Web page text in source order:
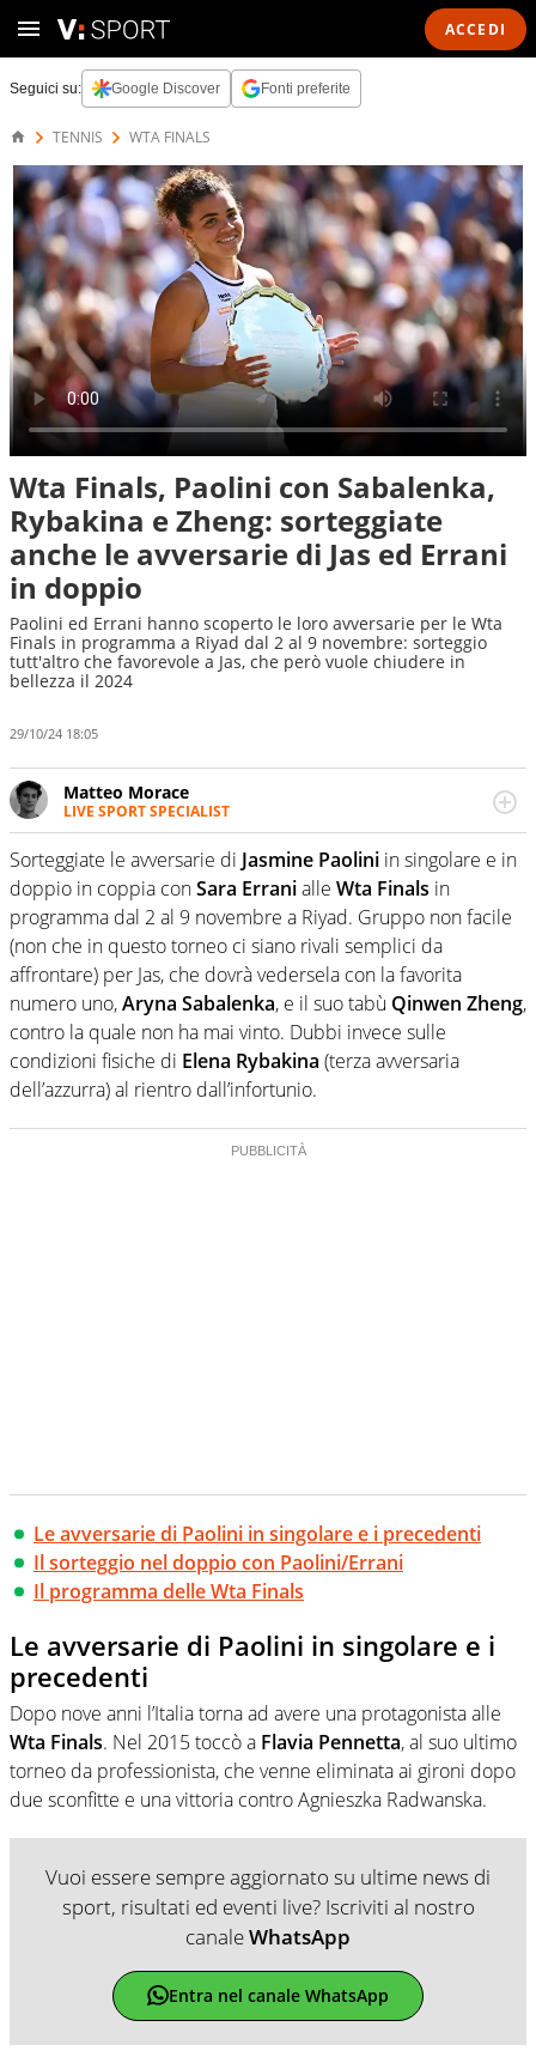
ACCEDI
Seguici su: Google Discover Fonti preferite
TENNIS WTA FINALS
Wta Finals, Paolini con Sabalenka,
Rybakina e Zheng: sorteggiate
anche le avversarie di Jas ed Errani
in doppio
Paolini ed Errani hanno scoperto le loro avversarie per le Wta
Finals in programma a Riyad dal 2 al 9 novembre: sorteggio
tutt'altro che favorevole a Jas, che però vuole chiudere in
bellezza il 2024
29/10/24 18:05
Matteo Morace
LIVE SPORT SPECIALIST
La multimedialità quale approccio personale e
professionale. Ama raccontare lo sport focalizzando ogni
attenzione sul tempo reale: la verità della dirette non
sono opinioni ma fatti
Sorteggiate le avversarie di Jasmine Paolini in singolare e in
doppio in coppia conSara Erranialle Wta Finals in
programma dal 2 al 9 novembre a Riyad. Gruppo non facile
(non che in questo torneo ci siano rivali semplici da
affrontare) per Jas, che dovrà vedersela con la favorita
numero uno,Aryna Sabalenka, e il suo tabù Qinwen Zheng,
contro la quale non ha mai vinto. Dubbi invece sulle
condizioni fisiche di Elena Rybakina (terza avversaria
dell’azzurra) al rientro dall’infortunio.
Le avversarie di Paolini in singolare e i precedenti
Il sorteggio nel doppio con Paolini/Errani
Il programma delle Wta Finals
Le avversarie di Paolini in singolare e i
precedenti
Dopo nove anni l’Italia torna ad avere una protagonista alle
Wta Finals. Nel 2015 toccò a Flavia Pennetta, al suo ultimo
torneo da professionista, che venne eliminata ai gironi dopo
due sconfitte e una vittoria contro Agnieszka Radwanska.
Vuoi essere sempre aggiornato su ultime news di
sport, risultati ed eventi live? Iscriviti al nostro
canaleWhatsApp
Entra nel canale WhatsApp